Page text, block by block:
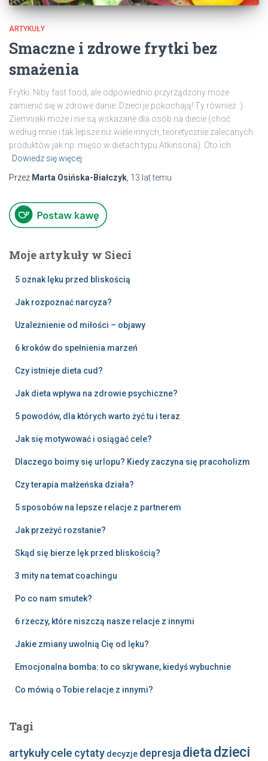
ARTYKUŁY
Smaczne i zdrowe frytki bez
smażenia
Frytki. Niby fast food, ale odpowiednio przyrządzony może
zamienić się w zdrowe danie. Dzieci je pokochają! Ty również :)
Ziemniaki może i nie są wskazane dla osób na diecie (choć
według mnie i tak lepsze niż wiele innych, teoretycznie zalecanych
produktów jak np. mięso w dietach typu Atkinsona). Oto ich
Dowiedz się więcej
Przez Marta Osińska-Białczyk, 13 lattemu
Moje artykuły w Sieci
5 oznak lęku przed bliskością
Jak rozpoznać narcyza?
Uzależnienie od miłości – objawy
6 kroków do spełnienia marzeń
Czy istnieje dieta cud?
Jak dieta wpływa na zdrowie psychiczne?
5 powodów, dla których warto żyć tu i teraz
Jak się motywować i osiągać cele?
Dlaczego boimy się urlopu? Kiedy zaczyna się pracoholizm
Czy terapia małżeńska działa?
5 sposobów na lepsze relacje z partnerem
Jak przeżyć rozstanie?
Skąd się bierze lęk przed bliskością?
3 mity na temat coachingu
Po co nam smutek?
6 rzeczy, które niszczą nasze relacje z innymi
Jakie zmiany uwolnią Cię od lęku?
Emocjonalna bomba: to co skrywane, kiedyś wybuchnie
Co mówią o Tobie relacje z innymi?
Tagi
artykułycele cytaty decyzje depresja dieta dzieci